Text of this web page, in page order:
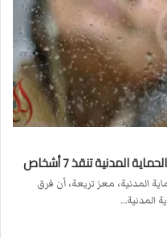
المدنية تنقذ 7 أشخاص
المدنية، معز تريعة، أن فرق
المدنية…